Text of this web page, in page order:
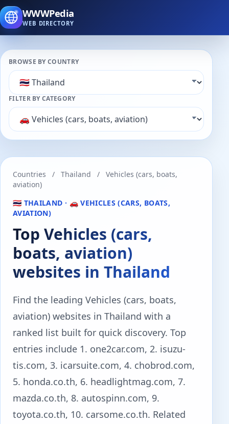
WWWPedia
WEB DIRECTORY
BROWSE BY COUNTRY
FILTER BY CATEGORY
Countries / Thailand /
Vehicles (cars, boats,
aviation)
🇹🇭 THAILAND · 🚗 VEHICLES (CARS, BOATS,
AVIATION)
Top Vehicles (cars,
boats, aviation)
websites in Thailand
Find the leading Vehicles (cars, boats,
aviation) websites in Thailand with a
ranked list built for quick discovery. Top
entries include 1. one2car.com, 2. isuzu-
tis.com, 3. icarsuite.com, 4. chobrod.com,
5. honda.co.th, 6. headlightmag.com, 7.
mazda.co.th, 8. autospinn.com, 9.
toyota.co.th, 10. carsome.co.th. Related